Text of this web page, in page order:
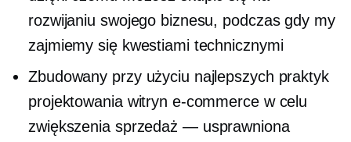
rozwijaniu swojego biznesu, podczas gdy my
zajmiemy się kwestiami technicznymi
Zbudowany przy użyciu najlepszych praktyk
projektowania witryn e-commerce w celu
zwiększenia sprzedaż — usprawniona